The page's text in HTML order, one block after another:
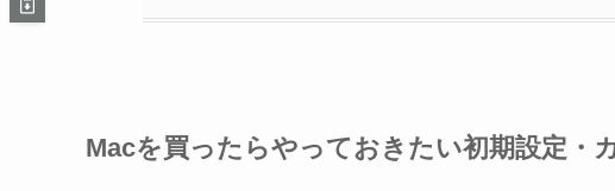
Macを買ったらやっておきたい初期設定・